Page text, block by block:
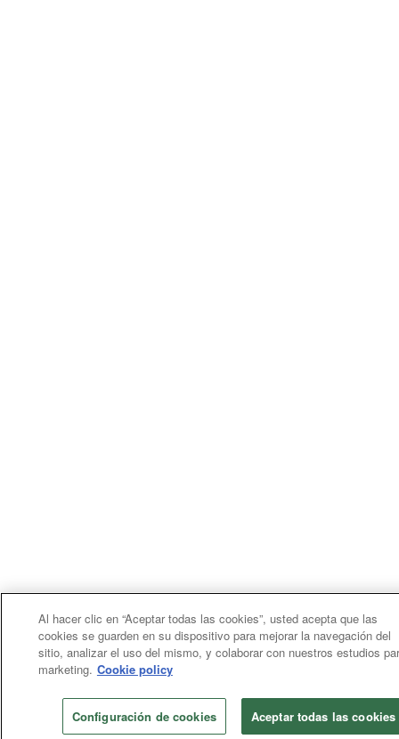
Al hacer clic en “Aceptar todas las cookies”, usted acepta que las
cookies se guarden en su dispositivo para mejorar la navegación del
sitio, analizar el uso del mismo, y colaborar con nuestros estudios
marketing. Cookie policy
Configuración de cookies Aceptar todas las cookies